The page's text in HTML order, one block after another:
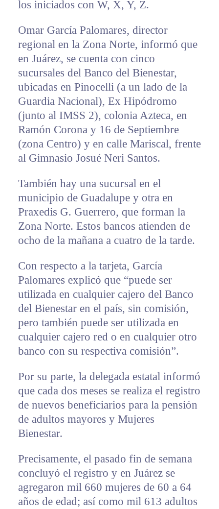
los iniciados con W, X, Y, Z.
Omar García Palomares, director
regional en la Zona Norte, informó que
en Juárez, se cuenta con cinco
sucursales del Banco del Bienestar,
ubicadas en Pinocelli (a un lado de la
Guardia Nacional), Ex Hipódromo
(junto al IMSS 2), colonia Azteca, en
Ramón Corona y 16 de Septiembre
(zona Centro) y en calle Mariscal, frente
al Gimnasio Josué Neri Santos.
También hay una sucursal en el
municipio de Guadalupe y otra en
Praxedis G. Guerrero, que forman la
Zona Norte. Estos bancos atienden de
ocho de la mañana a cuatro de la tarde.
Con respecto a la tarjeta, García
Palomares explicó que “puede ser
utilizada en cualquier cajero del Banco
del Bienestar en el país, sin comisión,
pero también puede ser utilizada en
cualquier cajero red o en cualquier otro
banco con su respectiva comisión”.
Por su parte, la delegada estatal informó
que cada dos meses se realiza el registro
de nuevos beneficiarios para la pensión
de adultos mayores y Mujeres
Bienestar.
Precisamente, el pasado fin de semana
concluyó el registro y en Juárez se
agregaron mil 660 mujeres de 60 a 64
años de edad; así como mil 613 adultos